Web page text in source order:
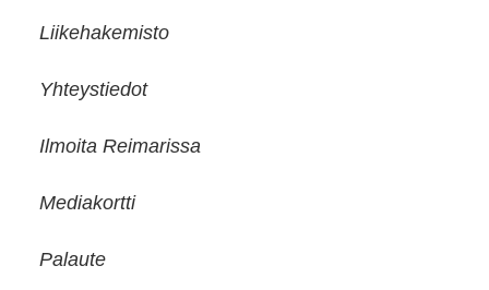
Liikehakemisto
Yhteystiedot
Ilmoita Reimarissa
Mediakortti
Palaute